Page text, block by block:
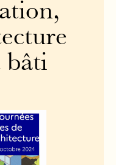
bâti